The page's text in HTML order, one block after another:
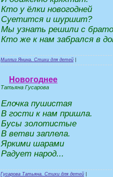
Кто у ёлки новогодней
Суетится и шуршит?
Мы узнать решили с
Кто же к нам забрался в
Миллиз Янина. Стихи для детей
Новогоднее
Татьяна Гусарова
Елочка пушистая
В гости к нам пришла.
Бусы золотистые
В ветви заплела.
Яркими шарами
Радует народ...
Гусарова Татьяна. Стихи для детей